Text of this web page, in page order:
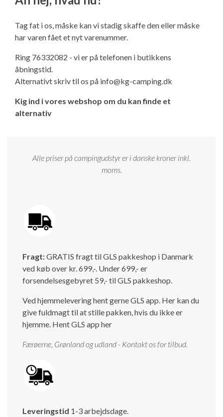
Adria Astella
Next
Hobby Prestige
Hobby Maxia
Ny campingvogn - godt at vide
Lille campingvogn
Finansiering af campingvogn
Vil du sælge din campingvogn?
Brugte telte og udstyr
Isabella Fortelte
Isabella weekend- og vinterfortelte
Isabella Opstillingsvejledninger
Camping erhverv
Adria Coral
Adria Compact
Internet i campingvognen
Aircondition og klimaanlæg
Gas-komfort i din campingvogn
Byvand - rindende vand i campingvognen
GPS tracker til autocamper og campingvogn
Sikker handel
Klagemuligheder
Handelsbetingelser - webshop
Persondata
GPDR - KG Camping Kundeklub
Tag fat i os, måske kan vi stadig skaffe den eller måske
har varen fået et nyt varenummer.
Ring 76332082 - vi er på telefonen i butikkens
åbningstid.
Alternativt skriv til os på info@kg-camping.dk
Kig ind i vores webshop om du kan finde et
alternativ
Alle priser på campingudstyr er i danske kroner inkl.
moms.
Fragt:GRATIS fragt til GLS pakkeshop i Danmark
ved køb over kr. 699,-. Under 699,- er
forsendelsesgebyret 59,- til GLS pakkeshop.
Ved hjemmelevering hent gerne GLS app. Her kan du
give fuldmagt til at stille pakken, hvis du ikke er
hjemme. Hent GLS app her
Færøerne, Grønland og udland - Kontakt os for tilbud.
Leveringstid 1-3 arbejdsdage.